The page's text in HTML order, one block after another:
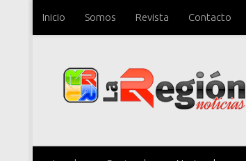
Saltar al contenido
Inicio Somos Revista Contacto